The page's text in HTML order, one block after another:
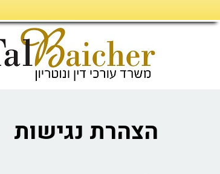
לתוכן
הצהרת נגישות